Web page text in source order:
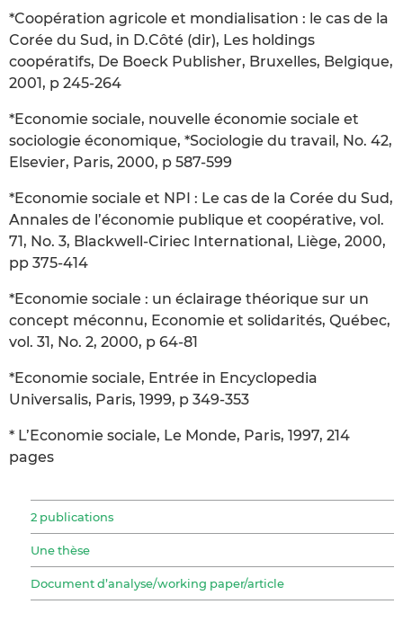
*Coopération agricole et mondialisation : le cas de la
Corée du Sud, in D.Côté (dir), Les holdings
coopératifs, De Boeck Publisher, Bruxelles, Belgique,
2001, p 245-264
*Economie sociale, nouvelle économie sociale et
sociologie économique, *Sociologie du travail, No. 42,
Elsevier, Paris, 2000, p 587-599
*Economie sociale et NPI : Le cas de la Corée du Sud,
Annales de l’économie publique et coopérative, vol.
71, No. 3, Blackwell-Ciriec International, Liège, 2000,
pp 375-414
*Economie sociale : un éclairage théorique sur un
concept méconnu, Economie et solidarités, Québec,
vol. 31, No. 2, 2000, p 64-81
*Economie sociale, Entrée in Encyclopedia
Universalis, Paris, 1999, p 349-353
* L’Economie sociale, Le Monde, Paris, 1997, 214
pages
2 publications
Une thèse
Document d’analyse/working paper/article